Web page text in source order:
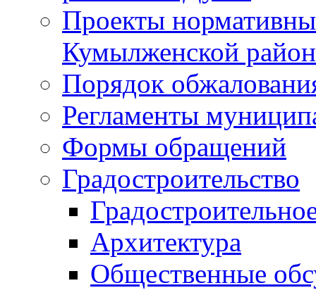
Проекты
Кумылженской
Порядок
Регламенты
Формы обращений
Градостроительство
Архитектура
Общественные